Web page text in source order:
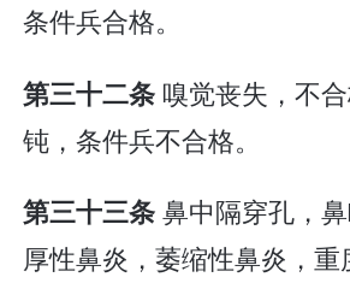
条件兵合格。
第三十二条 嗅觉丧失，不
钝，条件兵不合格。
第三十三条鼻中隔穿孔，
厚性鼻炎，萎缩性鼻炎，重